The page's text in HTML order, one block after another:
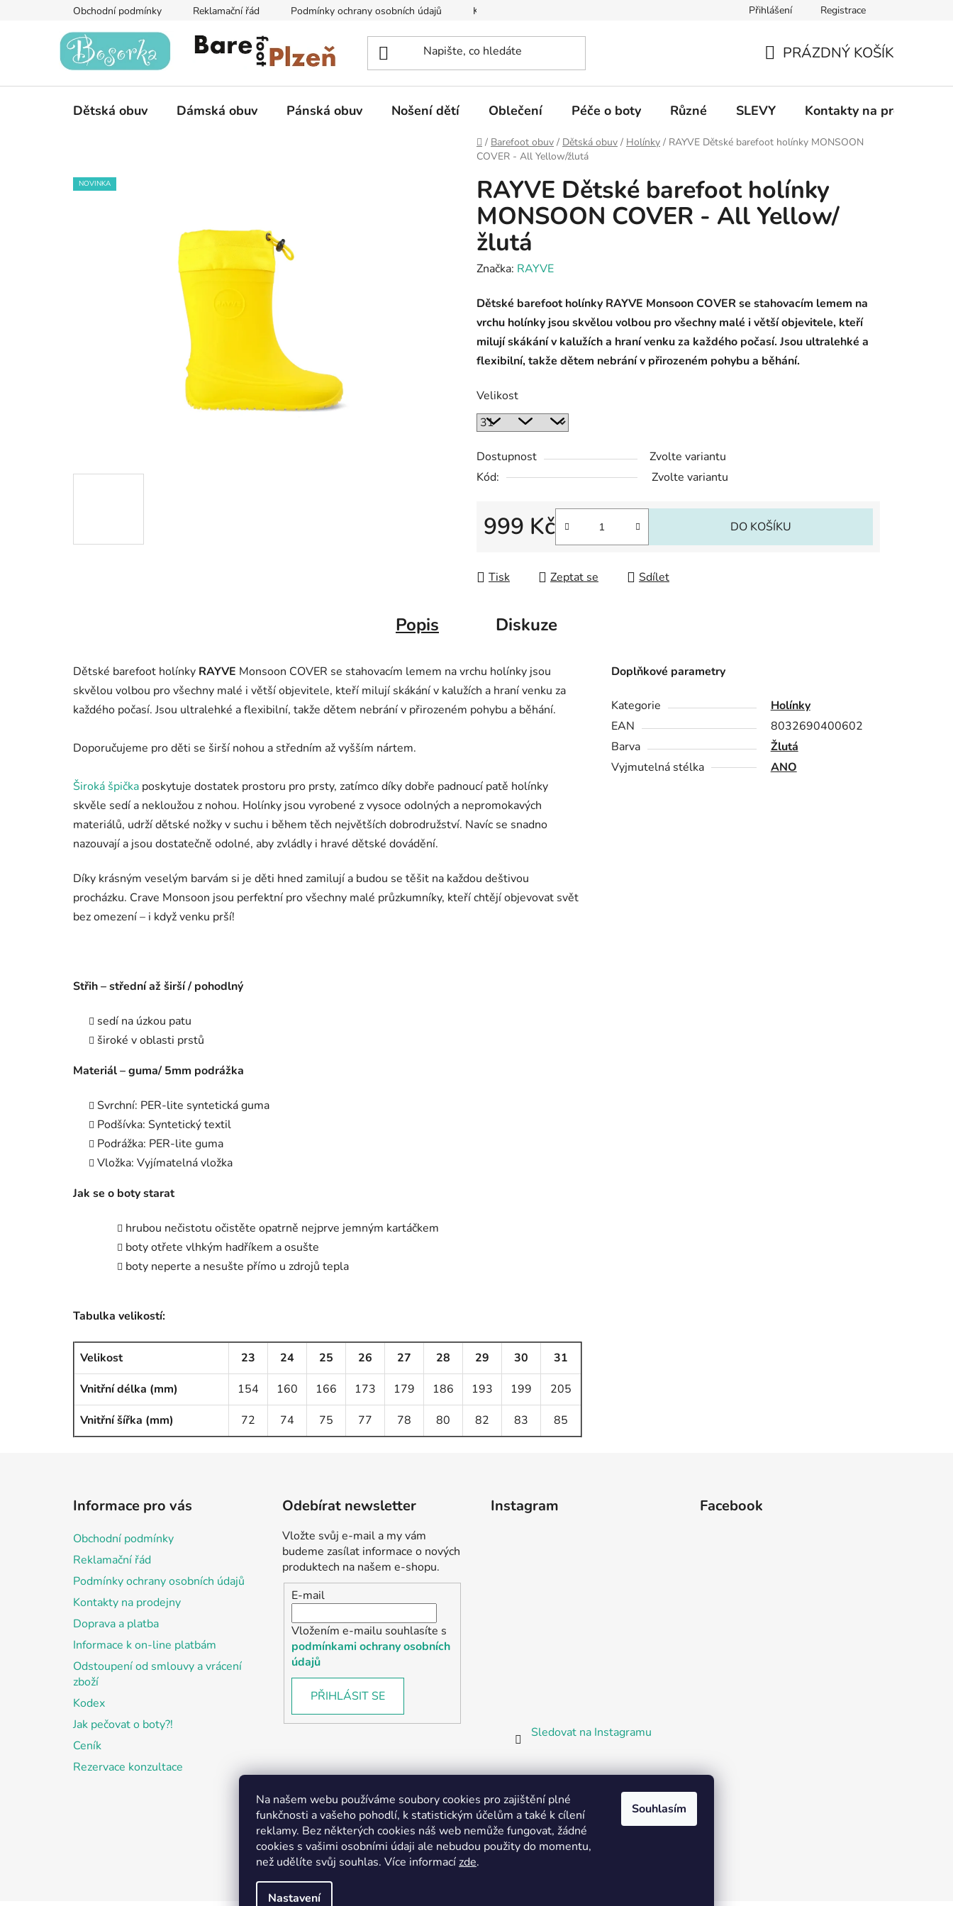
Na našem webu používáme soubory cookies pro zajištění plné
funkčnosti a vašeho pohodlí, k statistickým účelům a také k cílení
reklamy. Bez některých cookies náš web nemůže fungovat, žádné
cookies s vašimi osobními údaji ale nebudou použity do momentu,
než udělíte svůj souhlas. Více informacízde.
Nastavení
Souhlasím
Obchodní podmínky Reklamační řád Podmínky ochrany osobních údajů Kontakty na prodejny Informace k on-line platbám Odstoupení od
Přihlášení Registrace
KOŠÍK
PRÁZDNÝ KOŠÍK
Dětská obuv Dámská obuv Pánská obuv Nošení dětí Oblečení Péče o boty Různé SLEVY Kontakty na prodejny
Domů
/ Barefoot obuv / Dětská obuv / Holínky / RAYVE Dětské barefoot holínky MONSOON
COVER - All Yellow/žlutá
RAYVE Dětské barefoot holínky
MONSOON COVER - All Yellow/
žlutá
Značka: RAYVE
Dětské barefoot holínky RAYVE Monsoon COVER se stahovacím lemem na
vrchu holínky jsou skvělou volbou pro všechny malé i větší objevitele, kteří
milují skákání v kalužích a hraní venku za každého počasí. Jsou ultralehké a
flexibilní, takže dětem nebrání v přirozeném pohybu a běhání.
Velikost
Dostupnost
Zvolte variantu
Kód:
Zvolte variantu
999 Kč DO KOŠÍKU
Tisk Zeptat se Sdílet
NOVINKA
Popis Diskuze
Dětské barefoot holínky RAYVE Monsoon COVER se stahovacím lemem na vrchu holínky jsou
skvělou volbou pro všechny malé i větší objevitele, kteří milují skákání v kalužích a hraní venku za
každého počasí. Jsou ultralehké a flexibilní, takže dětem nebrání v přirozeném pohybu a běhání.
Doporučujeme pro děti se širší nohou a středním až vyšším nártem.
Široká špička poskytuje dostatek prostoru pro prsty, zatímco díky dobře padnoucí patě holínky
skvěle sedí a nekloužou z nohou. Holínky jsou vyrobené z vysoce odolných a nepromokavých
materiálů, udrží dětské nožky v suchu i během těch největších dobrodružství. Navíc se snadno
nazouvají a jsou dostatečně odolné, aby zvládly i hravé dětské dovádění.
Díky krásným veselým barvám si je děti hned zamilují a budou se těšit na každou deštivou
procházku. Crave Monsoon jsou perfektní pro všechny malé průzkumníky, kteří chtějí objevovat svět
bez omezení – i když venku prší!
Střih – střední až širší / pohodlný
sedí na úzkou patu
široké v oblasti prstů
Materiál – guma/ 5mm podrážka
Svrchní: PER-lite syntetická guma
Podšívka: Syntetický textil
Podrážka: PER-lite guma
Vložka: Vyjímatelná vložka
Jak se o boty starat
hrubou nečistotu očistěte opatrně nejprve jemným kartáčkem
boty otřete vlhkým hadříkem a osušte
boty neperte a nesušte přímo u zdrojů tepla
Tabulka velikostí:
Velikost 23 24 25 26 27 28 29 30
31
Vnitřní délka (mm)
154 160 166 173 179 186 193 199
205
Vnitřní šířka (mm)
72 74 75 77 78 80 82 83 85
Doplňkové parametry
Kategorie
Holínky
EAN
8032690400602
Barva
Žlutá
Vyjmutelná stélka
ANO
Informace pro vás
Obchodní podmínky
Reklamační řád
Podmínky ochrany osobních údajů
Kontakty na prodejny
Doprava a platba
Informace k on-line platbám
Odstoupení od smlouvy a vrácení
zboží
Kodex
Jak pečovat o boty?!
Ceník
Rezervace konzultace
Odebírat newsletter
Vložte svůj e-mail a my vám
budeme zasílat informace o nových
produktech na našem e-shopu.
E-mail
Vložením e-mailu souhlasíte s
podmínkami ochrany osobních
údajů
PŘIHLÁSIT SE
Instagram
Sledovat na Instagramu
Facebook
Partnerská prodejna Barefoot Plzeň